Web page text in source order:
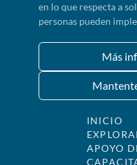
en lo que respecta a
personas pueden
Más
INICIO
APOYO